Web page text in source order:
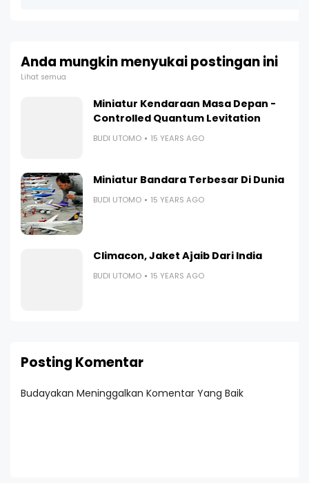
Anda mungkin menyukai postingan ini
Lihat semua
Miniatur Kendaraan Masa Depan -
Controlled Quantum Levitation
BUDI UTOMO 15 YEARS AGO
Miniatur Bandara Terbesar Di Dunia
BUDI UTOMO 15 YEARS AGO
Climacon, Jaket Ajaib Dari India
BUDI UTOMO 15 YEARS AGO
Posting Komentar
Budayakan Meninggalkan Komentar Yang Baik